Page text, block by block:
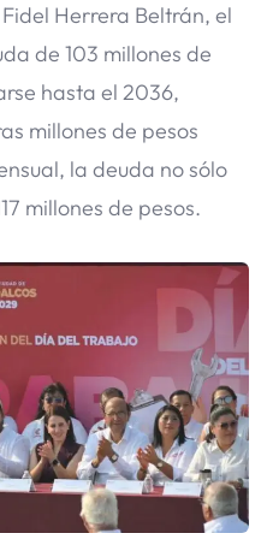
Herrera Beltrán, el
de 103 millones de
hasta el 2036,
millones de pesos
la deuda no sólo
millones de pesos.